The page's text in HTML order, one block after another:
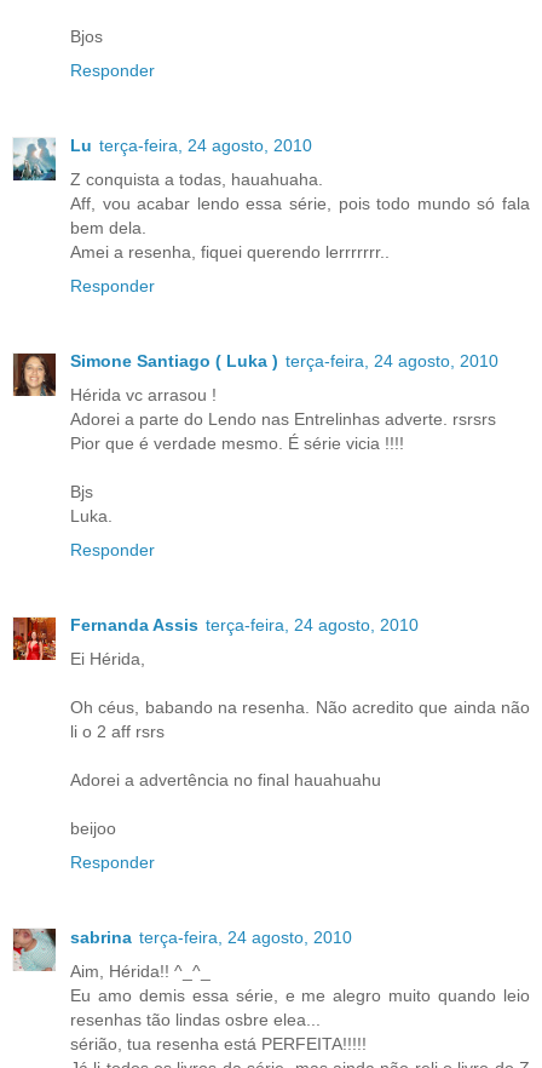
Bjos
Responder
Lu terça-feira, 24 agosto, 2010
Z conquista a todas, hauahuaha.
Aff, vou acabar lendo essa série, pois todo mundo só fala
bem dela.
Amei a resenha, fiquei querendo lerrrrrrr..
Responder
Simone Santiago ( Luka ) terça-feira, 24 agosto, 2010
Hérida vc arrasou !
Adorei a parte do Lendo nas Entrelinhas adverte. rsrsrs
Pior que é verdade mesmo. É série vicia !!!!
Bjs
Luka.
Responder
Fernanda Assis terça-feira, 24 agosto, 2010
Ei Hérida,
Oh céus, babando na resenha. Não acredito que ainda não
li o 2 aff rsrs
Adorei a advertência no final hauahuahu
beijoo
Responder
sabrina terça-feira, 24 agosto, 2010
Aim, Hérida!! ^_^_
Eu amo demis essa série, e me alegro muito quando leio
resenhas tão lindas osbre elea...
sérião, tua resenha está PERFEITA!!!!!